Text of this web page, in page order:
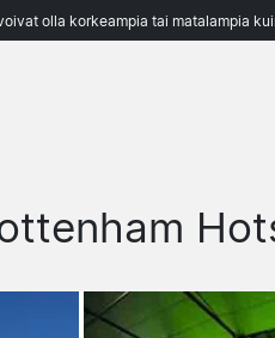
olla korkeampia tai matalampia